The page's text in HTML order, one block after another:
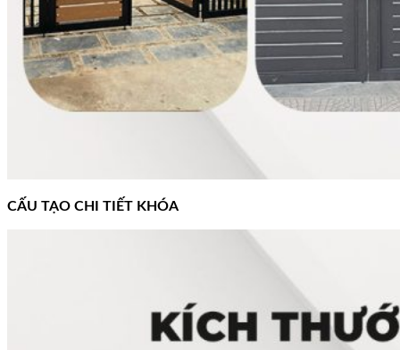
CẤU TẠO CHI TIẾT KHÓA